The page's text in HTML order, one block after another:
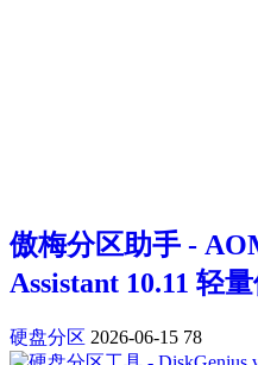
傲梅分区助手 -
Assistant 10.11 轻
硬盘分区 2026-06-15 78